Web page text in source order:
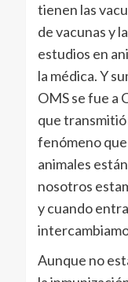
tienen las
de vacunas y
estudios en
la médica. Y
OMS se fue a
que transmitió
fenómeno
animales
nosotros
y cuando
Aunque no